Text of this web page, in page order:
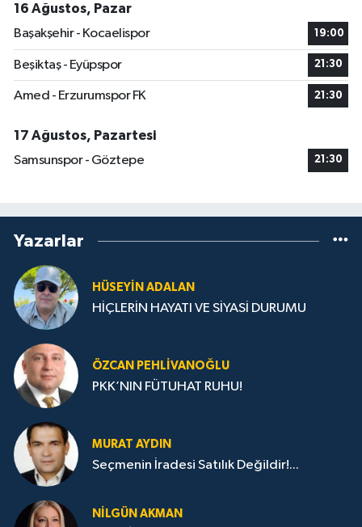
16 Ağustos, Pazar
Başakşehir - Kocaelispor
19:00
Beşiktaş - Eyüpspor 21:30
Amed - Erzurumspor FK 21:30
17 Ağustos, Pazartesi
Samsunspor - Göztepe
21:30
Yazarlar
HÜSEYIN ADALAN
HİÇLERİN HAYATI VE SİYASİ DURUMU
ÖZCAN PEHLIVANOĞLU
PKK’NIN FÜTUHAT RUHU!
MURAT AYDIN
Seçmenin İradesi Satılık Değildir!...
NILGÜN AKMAN